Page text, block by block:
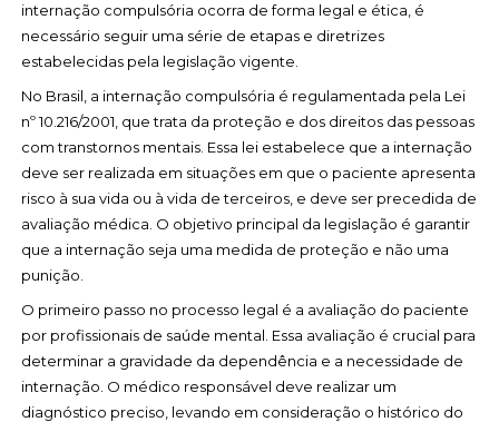
internação compulsória ocorra de forma legal e ética, é
necessário seguir uma série de etapas e diretrizes
estabelecidas pela legislação vigente.
No Brasil, a internação compulsória é regulamentada pela Lei
nº 10.216/2001, que trata da proteção e dos direitos das pessoas
com transtornos mentais. Essa lei estabelece que a internação
deve ser realizada em situações em que o paciente apresenta
risco à sua vida ou à vida de terceiros, e deve ser precedida de
avaliação médica. O objetivo principal da legislação é garantir
que a internação seja uma medida de proteção e não uma
punição.
O primeiro passo no processo legal é a avaliação do paciente
por profissionais de saúde mental. Essa avaliação é crucial para
determinar a gravidade da dependência e a necessidade de
internação. O médico responsável deve realizar um
diagnóstico preciso, levando em consideração o histórico do